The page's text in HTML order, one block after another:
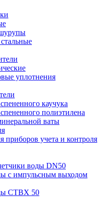
уплотнения
каучука
полиэтилена
ваты
учета и контроля
воды DN50
с импульсным выходом
СТВХ 50